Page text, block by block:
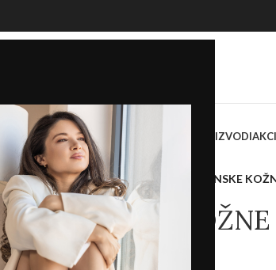
PAPUČEŽENSKE TORBE I TAŠNE SVI PROIZVODI
Početna/Prodavnica ŽENSKE
ŽENSKE
ZLATNE